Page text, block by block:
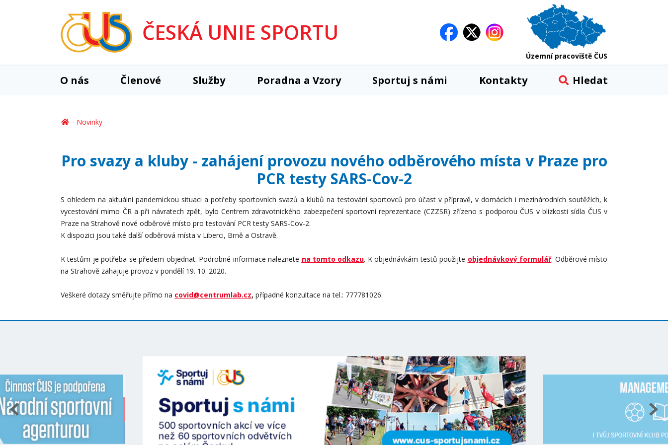
ČESKÁ UNIE SPORTU
Územní pracoviště ČUS
O nás Členové Služby Poradna a Vzory Sportuj s námi Kontakty Hledat
Novinky
Pro svazy a kluby - zahájení provozu nového odběrového místa v Praze pro
PCR testy SARS-Cov-2
S ohledem na aktuální pandemickou situaci a potřeby sportovních svazů a klubů na testování sportovců pro účast v přípravě, v domácích i mezinárodních soutěžích, k
vycestování mimo ČR a při návratech zpět, bylo Centrem zdravotnického zabezpečení sportovní reprezentace (CZZSR) zřízeno s podporou ČUS v blízkosti sídla ČUS v
Praze na Strahově nové odběrové místo pro testování PCR testy SARS-Cov-2.
K dispozici jsou také další odběrová místa v Liberci, Brně a Ostravě.
K testům je potřeba se předem objednat. Podrobné informace naleznete na tomto odkazu. K objednávkám testů použijte objednávkový formulář. Odběrové místo
na Strahově zahajuje provoz v pondělí 19. 10. 2020.
Veškeré dotazy směřujte přímo na covid@centrumlab.cz, případné konzultace na tel.: 777781026.